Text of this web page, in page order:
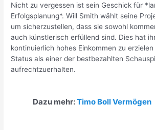
Nicht zu vergessen ist sein Geschick für
Erfolgsplanung*. Will Smith wählt seine
um sicherzustellen, dass sie sowohl
auch künstlerisch erfüllend sind. Dies hat
kontinuierlich hohes Einkommen zu
Status als einer der bestbezahlten
aufrechtzuerhalten.
Dazu mehr:Timo Boll Vermögen